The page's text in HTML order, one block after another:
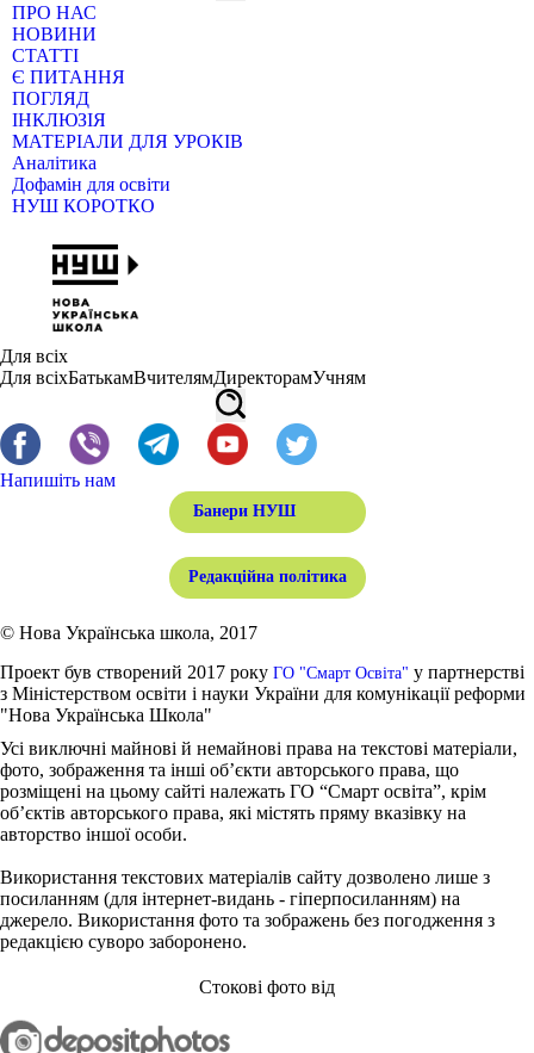
ПРО НАС
НОВИНИ
СТАТТІ
Є ПИТАННЯ
ПОГЛЯД
ІНКЛЮЗІЯ
МАТЕРІАЛИ ДЛЯ УРОКІВ
Аналітика
Дофамін для освіти
НУШ КОРОТКО
Для всіх
Для всіхБатькамВчителямДиректорамУчням
Напишіть нам
Банери НУШ
Редакційна політика
© Нова Українська школа, 2017
Проект був створений 2017 року ГО "Смарт Освіта" у партнерстві
з Міністерством освіти і науки України для комунікації реформи
"Нова Українська Школа"
Усі виключні майнові й немайнові права на текстові матеріали,
фото, зображення та інші об’єкти авторського права, що
розміщені на цьому сайті належать ГО “Смарт освіта”, крім
об’єктів авторського права, які містять пряму вказівку на
авторство іншої особи.
Використання текстових матеріалів сайту дозволено лише з
посиланням (для інтернет-видань - гіперпосиланням) на
джерело. Використання фото та зображень без погодження з
редакцією суворо заборонено.
Стокові фото від